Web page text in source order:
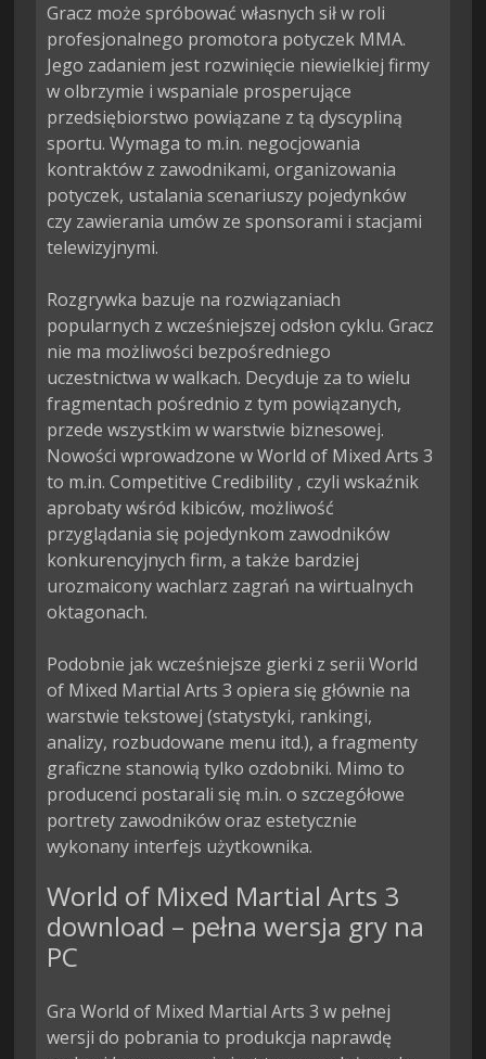
Gracz może spróbować własnych sił w roli
profesjonalnego promotora potyczek MMA.
Jego zadaniem jest rozwinięcie niewielkiej firmy
w olbrzymie i wspaniale prosperujące
przedsiębiorstwo powiązane z tą dyscypliną
sportu. Wymaga to m.in. negocjowania
kontraktów z zawodnikami, organizowania
potyczek, ustalania scenariuszy pojedynków
czy zawierania umów ze sponsorami i stacjami
telewizyjnymi.
Rozgrywka bazuje na rozwiązaniach
popularnych z wcześniejszej odsłon cyklu. Gracz
nie ma możliwości bezpośredniego
uczestnictwa w walkach. Decyduje za to wielu
fragmentach pośrednio z tym powiązanych,
przede wszystkim w warstwie biznesowej.
Nowości wprowadzone w World of Mixed Arts 3
to m.in. Competitive Credibility , czyli wskaźnik
aprobaty wśród kibiców, możliwość
przyglądania się pojedynkom zawodników
konkurencyjnych firm, a także bardziej
urozmaicony wachlarz zagrań na wirtualnych
oktagonach.
Podobnie jak wcześniejsze gierki z serii World
of Mixed Martial Arts 3 opiera się głównie na
warstwie tekstowej (statystyki, rankingi,
analizy, rozbudowane menu itd.), a fragmenty
graficzne stanowią tylko ozdobniki. Mimo to
producenci postarali się m.in. o szczegółowe
portrety zawodników oraz estetycznie
wykonany interfejs użytkownika.
World of Mixed Martial Arts 3
download – pełna wersja gry na
PC
Gra World of Mixed Martial Arts 3 w pełnej
wersji do pobrania to produkcja naprawdę